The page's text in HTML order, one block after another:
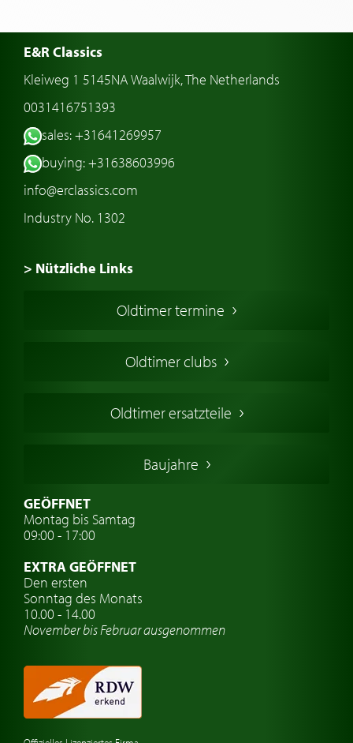
E&R Classics
Kleiweg 1 5145NA Waalwijk, The Netherlands
0031416751393
sales: +31641269957
buying: +31638603996
info@erclassics.com
Industry No. 1302
> Nützliche Links
Oldtimers in Europa
Englische Oldtimer
Deutsche Oldtimer
Schwedische Oldtimer
Oldtimer mit h-kennzeichen
Auto Oldtimer Markt
Oldtimer-Versicherung
Oldtimer-Clubs
Oldtimer-Reisen
Automarken uhren
Oldtimer termine
Oldtimer clubs
Oldtimer ersatzteile
Baujahre
GEÖFFNET
Montag bis Samtag
09:00 - 17:00
EXTRA GEÖFFNET
Den ersten
Sonntag des Monats
10.00 - 14.00
November bis Februar ausgenommen